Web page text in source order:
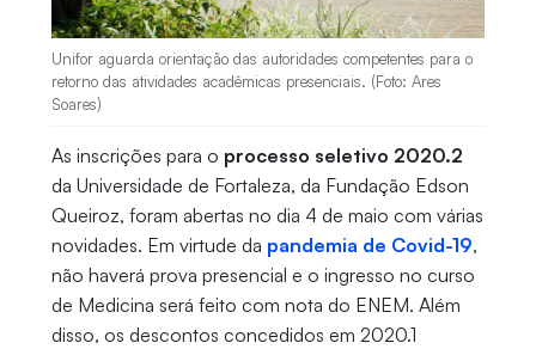
Unifor aguarda orientação das autoridades competentes para o
retorno das atividades acadêmicas presenciais. (Foto: Ares
Soares)
As inscrições para o processo seletivo 2020.2
da Universidade de Fortaleza, da Fundação Edson
Queiroz, foram abertas no dia 4 de maio com várias
novidades. Em virtude da pandemia de Covid-19,
não haverá prova presencial e o ingresso no curso
de Medicina será feito com nota do ENEM. Além
disso, os descontos concedidos em 2020.1